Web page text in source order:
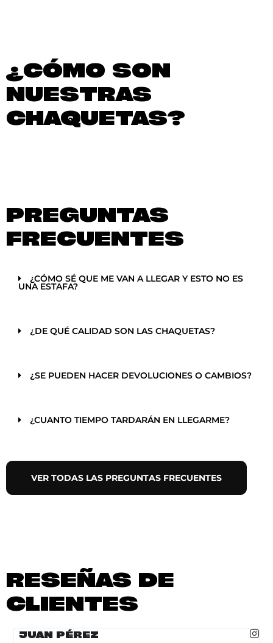
¿CÓMO SON
NUESTRAS
CHAQUETAS?
PREGUNTAS
FRECUENTES
¿CÓMO SÉ QUE ME VAN A LLEGAR Y ESTO NO ES
UNA ESTAFA?
¿DE QUÉ CALIDAD SON LAS CHAQUETAS?
¿SE PUEDEN HACER DEVOLUCIONES O CAMBIOS?
¿CUANTO TIEMPO TARDARÁN EN LLEGARME?
VER TODAS LAS PREGUNTAS FRECUENTES
RESEÑAS DE
CLIENTES
JUAN PÉREZ